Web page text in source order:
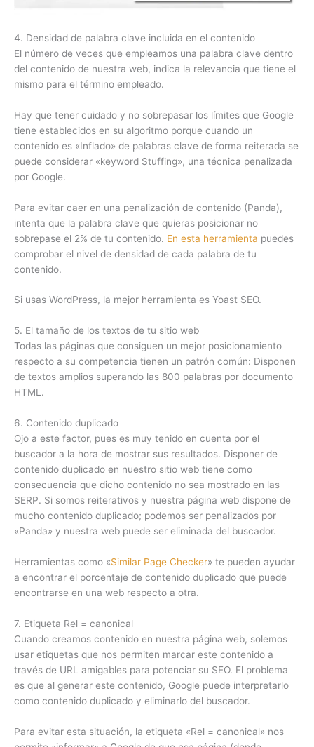
4. Densidad de palabra clave incluida en el contenido
El número de veces que empleamos una palabra clave dentro
del contenido de nuestra web, indica la relevancia que tiene el
mismo para el término empleado.
Hay que tener cuidado y no sobrepasar los límites que Google
tiene establecidos en su algoritmo porque cuando un
contenido es «Inflado» de palabras clave de forma reiterada se
puede considerar «keyword Stuffing», una técnica penalizada
por Google.
Para evitar caer en una penalización de contenido (Panda),
intenta que la palabra clave que quieras posicionar no
sobrepase el 2% de tu contenido. En esta herramienta puedes
comprobar el nivel de densidad de cada palabra de tu
contenido.
Si usas WordPress, la mejor herramienta es Yoast SEO.
5. El tamaño de los textos de tu sitio web
Todas las páginas que consiguen un mejor posicionamiento
respecto a su competencia tienen un patrón común: Disponen
de textos amplios superando las 800 palabras por documento
HTML.
6. Contenido duplicado
Ojo a este factor, pues es muy tenido en cuenta por el
buscador a la hora de mostrar sus resultados. Disponer de
contenido duplicado en nuestro sitio web tiene como
consecuencia que dicho contenido no sea mostrado en las
SERP. Si somos reiterativos y nuestra página web dispone de
mucho contenido duplicado; podemos ser penalizados por
«Panda» y nuestra web puede ser eliminada del buscador.
Herramientas como «Similar Page Checker» te pueden ayudar
a encontrar el porcentaje de contenido duplicado que puede
encontrarse en una web respecto a otra.
7. Etiqueta Rel = canonical
Cuando creamos contenido en nuestra página web, solemos
usar etiquetas que nos permiten marcar este contenido a
través de URL amigables para potenciar su SEO. El problema
es que al generar este contenido, Google puede interpretarlo
como contenido duplicado y eliminarlo del buscador.
Para evitar esta situación, la etiqueta «Rel = canonical» nos